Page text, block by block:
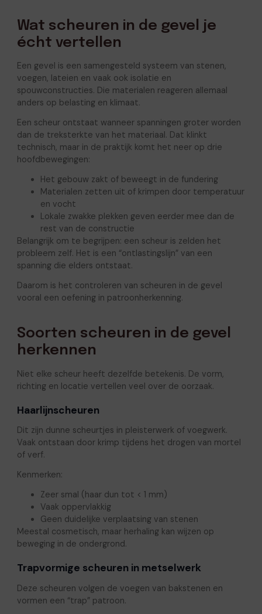
Wat scheuren in de gevel je
écht vertellen
Een gevel is een samengesteld systeem van stenen,
voegen, lateien en vaak ook isolatie en
spouwconstructies. Die materialen reageren allemaal
anders op belasting en klimaat.
Een scheur ontstaat wanneer spanningen groter worden
dan de treksterkte van het materiaal. Dat klinkt
technisch, maar in de praktijk komt het neer op drie
hoofdbewegingen:
Het gebouw zakt of beweegt in de fundering
Materialen zetten uit of krimpen door temperatuur
en vocht
Lokale zwakke plekken geven eerder mee dan de
rest van de constructie
Belangrijk om te begrijpen: een scheur is zelden het
probleem zelf. Het is een “ontlastingslijn” van een
spanning die elders ontstaat.
Daarom is het controleren van scheuren in de gevel
vooral een oefening in patroonherkenning.
Soorten scheuren in de gevel
herkennen
Niet elke scheur heeft dezelfde betekenis. De vorm,
richting en locatie vertellen veel over de oorzaak.
Haarlijnscheuren
Dit zijn dunne scheurtjes in pleisterwerk of voegwerk.
Vaak ontstaan door krimp tijdens het drogen van mortel
of verf.
Kenmerken:
Zeer smal (haar dun tot < 1 mm)
Vaak oppervlakkig
Geen duidelijke verplaatsing van stenen
Meestal cosmetisch, maar herhaling kan wijzen op
beweging in de ondergrond.
Trapvormige scheuren in metselwerk
Deze scheuren volgen de voegen van bakstenen en
vormen een “trap” patroon.